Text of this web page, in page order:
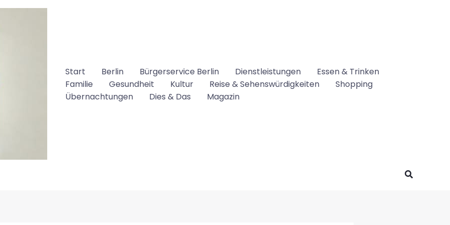
Start Berlin Bürgerservice Berlin Dienstleistungen
Essen & Trinken
Familie
Gesundheit Kultur Reise & Sehenswürdigkeiten
Shopping
Übernachtungen
Dies & Das Magazin
Suchen